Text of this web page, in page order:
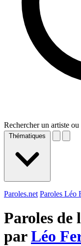
Rechercher un artiste ou
Thématiques
Paroles.net Paroles Léo
Paroles de
parLéo